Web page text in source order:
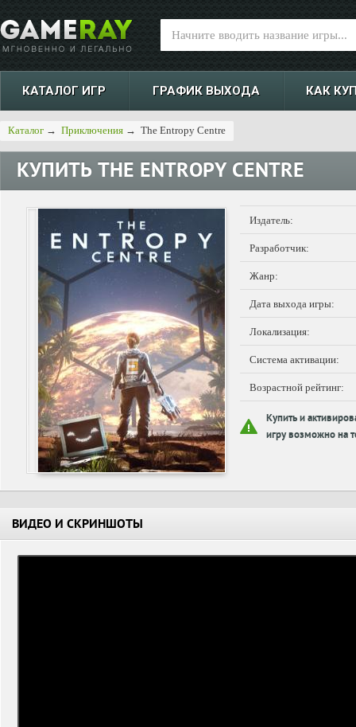
КАТАЛОГ ИГР ГРАФИК ВЫХОДА КАК
Каталог → Приключения → The Entropy Centre
КУПИТЬ THE ENTROPY CENTRE
Издатель:
Разработчик:
Жанр:
Дата выхода игры:
Локализация:
Система активации:
Возрастной рейтинг:
Купить и
игру возможно на
ВИДЕО И СКРИНШОТЫ